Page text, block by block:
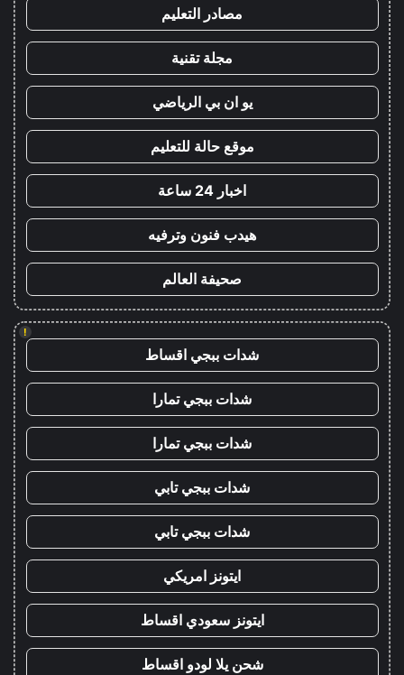
مصادر التعليم
مجلة تقنية
يو ان بي الرياضي
موقع حالة للتعليم
اخبار 24 ساعة
هيدب فنون وترفيه
صحيفة العالم
!
شدات ببجي اقساط
شدات ببجي تمارا
شدات ببجي تمارا
شدات ببجي تابي
شدات ببجي تابي
ايتونز امريكي
ايتونز سعودي اقساط
شحن يلا لودو اقساط